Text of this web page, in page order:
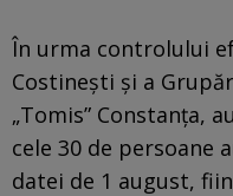
În urma controlului
Costineşti şi a
„Tomis” Constanţa,
cele 30 de persoane
datei de 1 august,